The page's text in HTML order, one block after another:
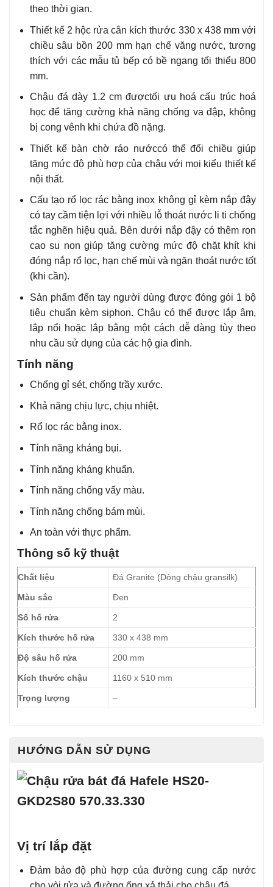
theo thời gian.
Thiết kế 2 hộc rửa cân kích thước 330 x 438 mm với
chiều sâu bồn 200 mm hạn chế văng nước, tương
thích với các mẫu tủ bếp có bề ngang tối thiểu 800
mm.
Chậu đá dày 1.2 cm đượctối ưu hoá cấu trúc hoá
học để tăng cường khả năng chống va đập, không
bị cong vênh khi chứa đồ nặng.
Thiết kế bàn chờ ráo nướccó thể đổi chiều giúp
tăng mức độ phù hợp của chậu với mọi kiểu thiết kế
nội thất.
Cấu tạo rổ lọc rác bằng inox không gỉ kèm nắp đậy
có tay cầm tiện lợi với nhiều lỗ thoát nước li ti chống
tắc nghẽn hiệu quả. Bên dưới nắp đậy có thêm ron
cao su non giúp tăng cường mức độ chặt khít khi
đóng nắp rổ lọc, hạn chế mùi và ngăn thoát nước tốt
(khi cần).
Sản phẩm đến tay người dùng được đóng gói 1 bộ
tiêu chuẩn kèm siphon. Chậu có thể được lắp âm,
lắp nổi hoặc lắp bằng một cách dễ dàng tùy theo
nhu cầu sử dụng của các hộ gia đình.
Tính năng
Chống gỉ sét, chống trầy xước.
Khả năng chịu lực, chịu nhiệt.
Rổ lọc rác bằng inox.
Tính năng kháng bụi.
Tính năng kháng khuẩn.
Tính năng chống vấy màu.
Tính năng chống bám mùi.
An toàn với thực phẩm.
Thông số kỹ thuật
Chất liệu Đá Granite (Dòng chậu gransilk)
Màu sắc Đen
Số hố rửa 2
Kích thước hố rửa 330 x 438 mm
Độ sâu hố rửa 200 mm
Kích thước chậu 1160 x 510 mm
Trọng lượng –
HƯỚNG DẪN SỬ DỤNG
Vị trí lắp đặt
Đảm bảo độ phù hợp của đường cung cấp nước